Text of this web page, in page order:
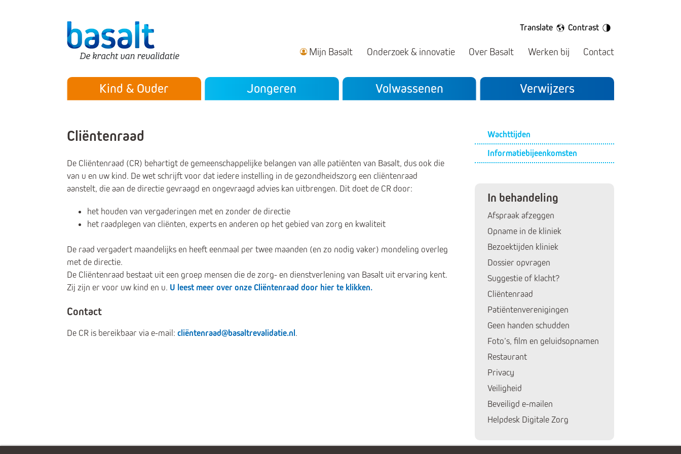
Translate
Contrast
Mijn Basalt Onderzoek & innovatie Over Basalt Werken bij Contact
Hoofdmenu
Kind & Ouder Jongeren Volwassenen Verwijzers
Cliëntenraad
De Cliëntenraad (CR) behartigt de gemeenschappelijke belangen van alle patiënten van Basalt, dus ook die
van u en uw kind. De wet schrijft voor dat iedere instelling in de gezondheidszorg een cliëntenraad
aanstelt, die aan de directie gevraagd en ongevraagd advies kan uitbrengen. Dit doet de CR door:
het houden van vergaderingen met en zonder de directie
het raadplegen van cliënten, experts en anderen op het gebied van zorg en kwaliteit
De raad vergadert maandelijks en heeft eenmaal per twee maanden (en zo nodig vaker) mondeling overleg
met de directie.
De Cliëntenraad bestaat uit een groep mensen die de zorg- en dienstverlening van Basalt uit ervaring kent.
Zij zijn er voor uw kind en u. U leest meer over onze Cliëntenraad door hier te klikken.
Contact
De CR is bereikbaar via e-mail: cliëntenraad@basaltrevalidatie.nl .
Submenu
Wachttijden
Informatiebijeenkomsten
In behandeling
Afspraak afzeggen
Opname in de kliniek
Bezoektijden kliniek
Dossier opvragen
Suggestie of klacht?
Huidige pagina:
Cliëntenraad
Patiëntenverenigingen
Geen handen schudden
Foto’s, film en geluidsopnamen
Restaurant
Privacy
Veiligheid
Beveiligd e-mailen
Helpdesk Digitale Zorg